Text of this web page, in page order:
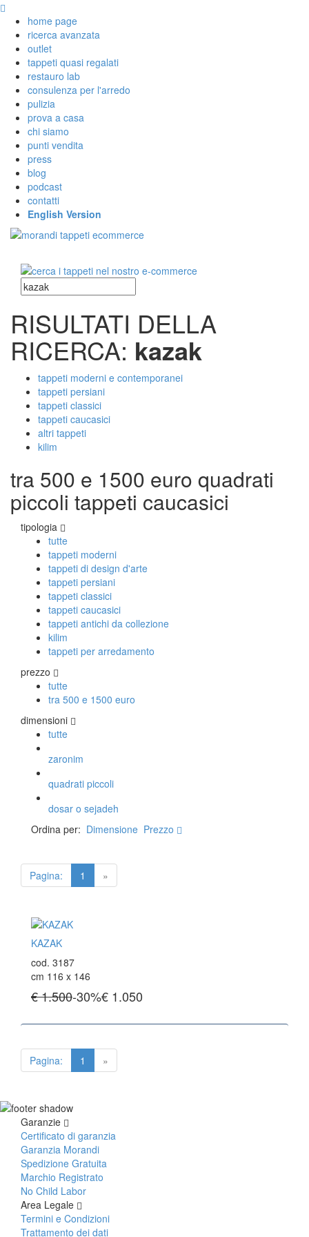
home page
ricerca avanzata
outlet
tappeti quasi regalati
restauro lab
consulenza per l'arredo
pulizia
prova a casa
chi siamo
punti vendita
press
blog
podcast
contatti
English Version
RISULTATI DELLA
RICERCA: kazak
tappeti moderni e contemporanei
tappeti persiani
tappeti classici
tappeti caucasici
altri tappeti
kilim
tra 500 e 1500 euro quadrati
piccoli tappeti caucasici
tipologia
tutte
tappeti moderni
tappeti di design d'arte
tappeti persiani
tappeti classici
tappeti caucasici
tappeti antichi da collezione
kilim
tappeti per arredamento
prezzo
tutte
tra 500 e 1500 euro
dimensioni
tutte
zaronim
quadrati piccoli
dosar o sejadeh
Ordina per: Dimensione Prezzo
Pagina: 1 »
KAZAK
cod. 3187
cm 116 x 146
€ 1.500-30%€ 1.050
Pagina: 1 »
Garanzie
Certificato di garanzia
Garanzia Morandi
Spedizione Gratuita
Marchio Registrato
No Child Labor
Area Legale
Termini e Condizioni
Trattamento dei dati